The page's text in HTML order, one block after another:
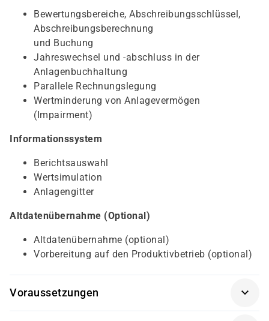
Bewertungsbereiche, Abschreibungsschlüssel,
Abschreibungsberechnung
und Buchung
Jahreswechsel und -abschluss in der
Anlagenbuchhaltung
Parallele Rechnungslegung
Wertminderung von Anlagevermögen
(Impairment)
Informationssystem
Berichtsauswahl
Wertsimulation
Anlagengitter
Altdatenübernahme (Optional)
Altdatenübernahme (optional)
Vorbereitung auf den Produktivbetrieb (optional)
Voraussetzungen